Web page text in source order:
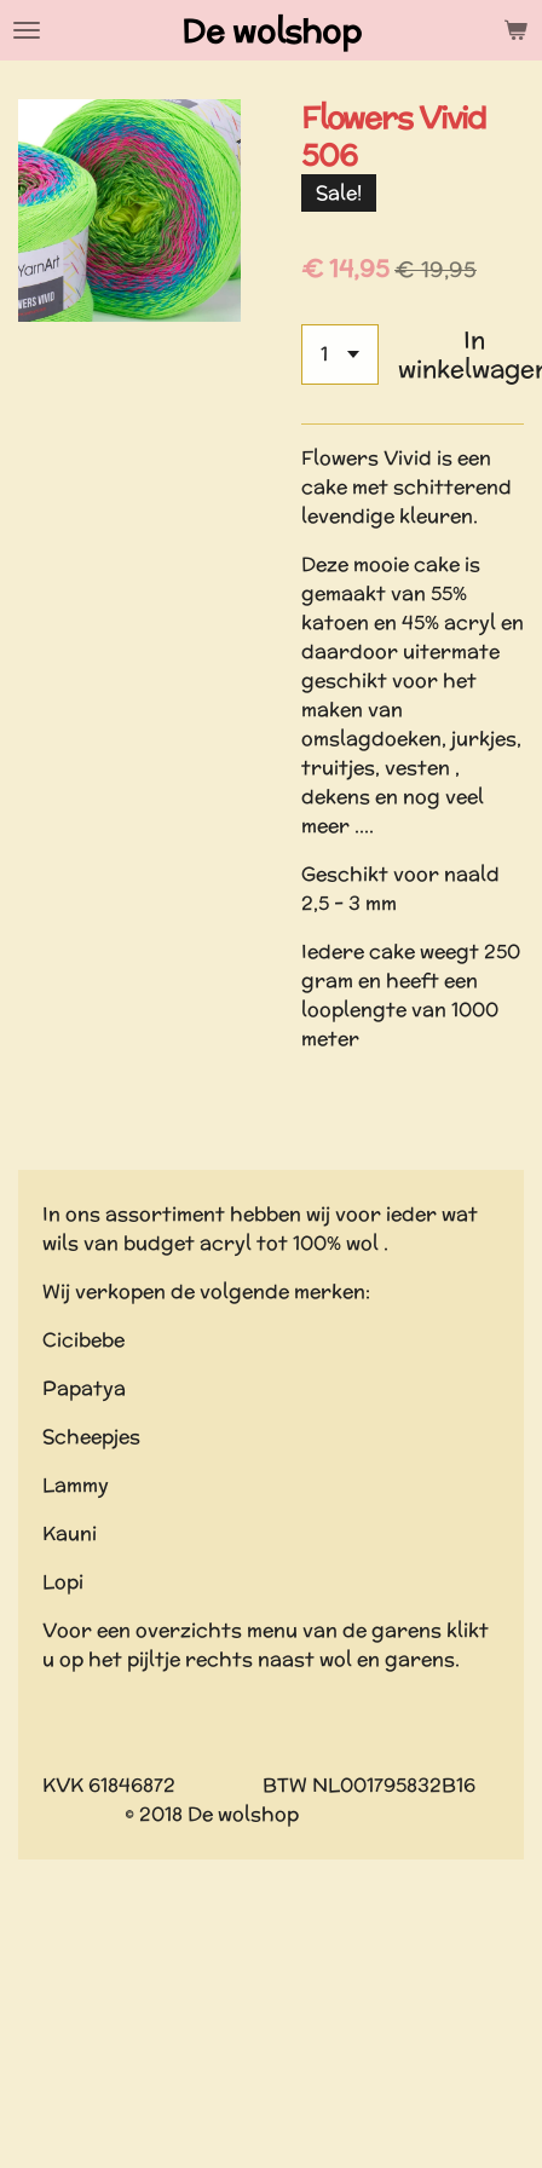
Ga
hoofdinhoud
De wolshop
Flowers Vivid
506
Sale!
€ 14,95€ 19,95
In
Flowers Vivid is een
cake met schitterend
levendige kleuren.
Deze mooie cake is
gemaakt van 55%
katoen en 45% acryl en
daardoor uitermate
geschikt voor het
maken van
omslagdoeken, jurkjes,
truitjes, vesten ,
dekens en nog veel
meer ....
Geschikt voor naald
2,5 - 3 mm
Iedere cake weegt 250
gram en heeft een
looplengte van 1000
meter
In ons assortiment hebben wij voor ieder wat
wils van budget acryl tot 100% wol .
Wij verkopen de volgende merken:
Cicibebe
Papatya
Scheepjes
Lammy
Kauni
Lopi
Voor een overzichts menu van de garens klikt
u op het pijltje rechts naast wol en garens.
KVK 61846872 BTW NL001795832B16
© 2018 De wolshop